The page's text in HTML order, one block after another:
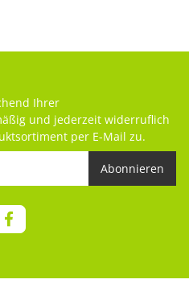
Ihrer
und jederzeit widerruflich
per E-Mail zu.
Abonnieren